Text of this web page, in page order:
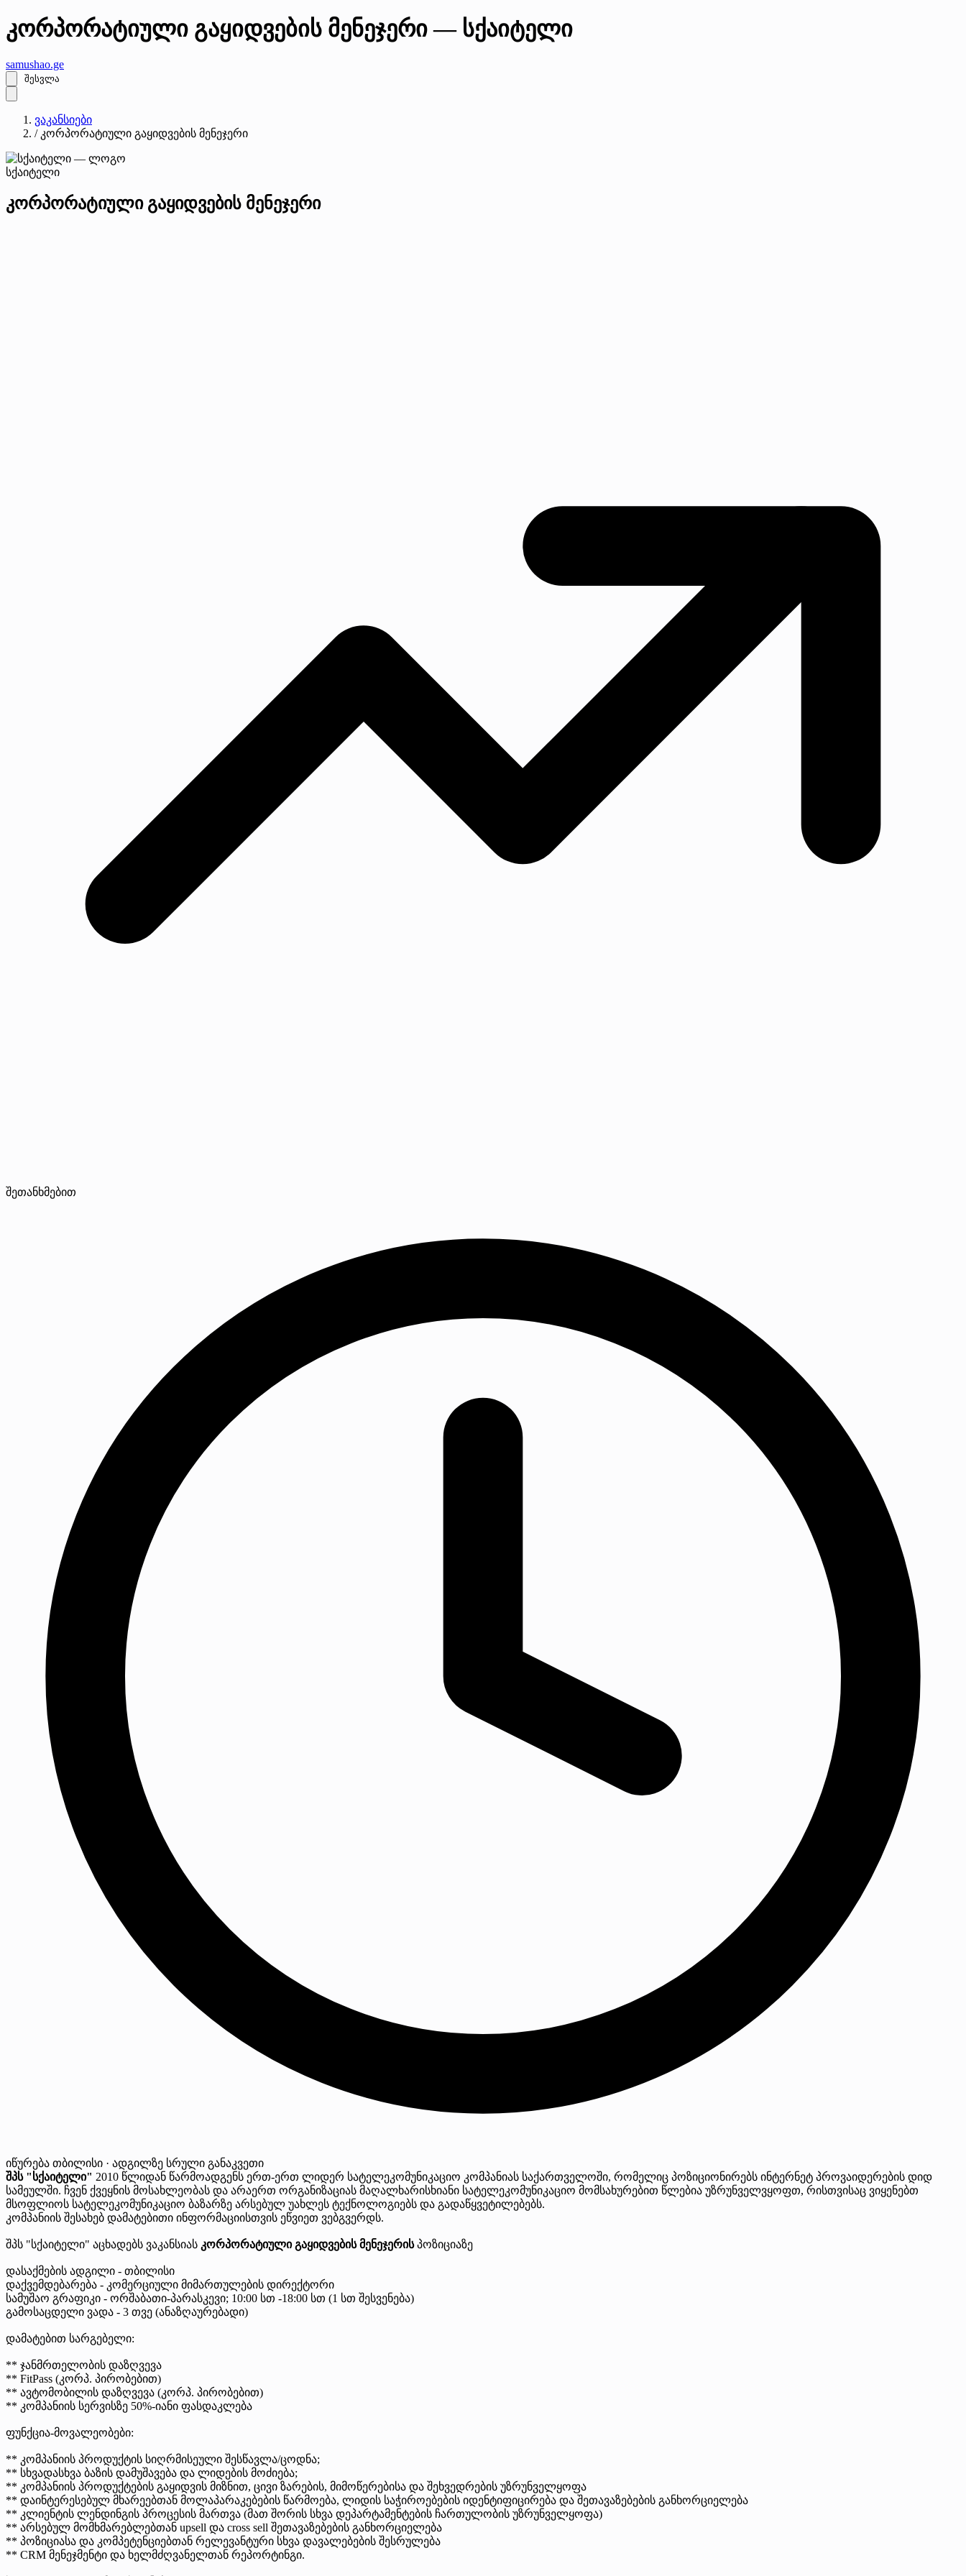
კორპორატიული გაყიდვების მენეჯერი — სქაიტელი
samushao.ge
შესვლა
ვაკანსიები
/ კორპორატიული გაყიდვების მენეჯერი
სქაიტელი
კორპორატიული გაყიდვების მენეჯერი
შეთანხმებით
იწურება თბილისი · ადგილზე სრული განაკვეთი
შპს "სქაიტელი" 2010 წლიდან წარმოადგენს ერთ-ერთ ლიდერ სატელეკომუნიკაციო კომპანიას საქართველოში, რომელიც პოზიციონირებს ინტერნეტ პროვაიდერების დიდ
სამეულში. ჩვენ ქვეყნის მოსახლეობას და არაერთ ორგანიზაციას მაღალხარისხიანი სატელეკომუნიკაციო მომსახურებით წლებია უზრუნველვყოფთ, რისთვისაც ვიყენებთ
მსოფლიოს სატელეკომუნიკაციო ბაზარზე არსებულ უახლეს ტექნოლოგიებს და გადაწყვეტილებებს.
კომპანიის შესახებ დამატებითი ინფორმაციისთვის ეწვიეთ ვებგვერდს.
შპს "სქაიტელი" აცხადებს ვაკანსიას კორპორატიული გაყიდვების მენეჯერისპოზიციაზე
დასაქმების ადგილი - თბილისი
დაქვემდებარება - კომერციული მიმართულების დირექტორი
სამუშაო გრაფიკი - ორშაბათი-პარასკევი; 10:00 სთ -18:00 სთ (1 სთ შესვენება)
გამოსაცდელი ვადა - 3 თვე (ანაზღაურებადი)
დამატებით სარგებელი:
** ჯანმრთელობის დაზღვევა
** FitPass (კორპ. პირობებით)
** ავტომობილის დაზღვევა (კორპ. პირობებით)
** კომპანიის სერვისზე 50%-იანი ფასდაკლება
ფუნქცია-მოვალეობები:
** კომპანიის პროდუქტის სიღრმისეული შესწავლა/ცოდნა;
** სხვადასხვა ბაზის დამუშავება და ლიდების მოძიება;
** კომპანიის პროდუქტების გაყიდვის მიზნით, ცივი ზარების, მიმოწერებისა და შეხვედრების უზრუნველყოფა
** დაინტერესებულ მხარეებთან მოლაპარაკებების წარმოება, ლიდის საჭიროებების იდენტიფიცირება და შეთავაზებების განხორციელება
** კლიენტის ლენდინგის პროცესის მართვა (მათ შორის სხვა დეპარტამენტების ჩართულობის უზრუნველყოფა)
** არსებულ მომხმარებლებთან upsell და cross sell შეთავაზებების განხორციელება
** პოზიციასა და კომპეტენციებთან რელევანტური სხვა დავალებების შესრულება
** CRM მენეჯმენტი და ხელმძღვანელთან რეპორტინგი.